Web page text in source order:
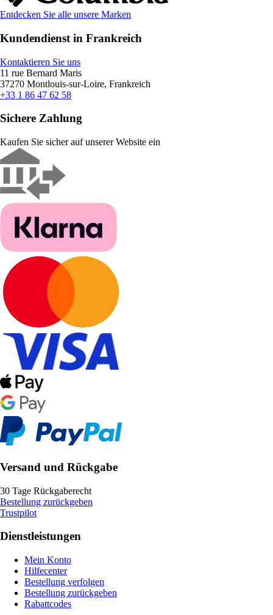
Entdecken Sie alle unsere Marken
Kundendienst in Frankreich
Kontaktieren Sie uns
11 rue Bernard Maris
37270 Montlouis-sur-Loire, Frankreich
+33 1 86 47 62 58
Sichere Zahlung
Kaufen Sie sicher auf unserer Website ein
Versand und Rückgabe
30 Tage Rückgaberecht
Bestellung zurückgeben
Trustpilot
Dienstleistungen
Mein Konto
Hilfecenter
Bestellung verfolgen
Bestellung zurückgeben
Rabattcodes